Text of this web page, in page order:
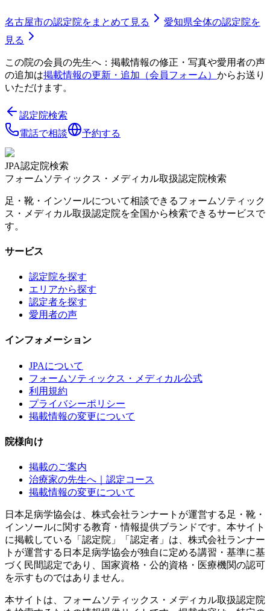
名古屋市の認定院をまとめて見る 愛知県全体の認定院を
見る
この院の会員の先生へ：掲載情報の修正・写真や愛用者の声
の追加は掲載情報の更新・追加（会員フォーム） からお送り
いただけます。
認定院検索
電話で相談
予約する
JPA認定院検索
フォームソティックス・メディカル取扱認定院検索
足・靴・インソールについて相談できるフォームソティック
ス・メディカル取扱認定院を全国から検索できるサービスで
す。
サービス
認定院を探す
エリアから探す
認定者を探す
愛用者の声
インフォメーション
JPAについて
フォームソティックス・メディカル公式
利用規約
プライバシーポリシー
掲載情報の変更について
院様向け
掲載のご案内
治療家の先生へ｜認定コース
掲載情報の変更について
日本足病学協会は、株式会社ランナートが運営する足・靴・
インソールに関する教育・情報提供ブランドです。本サイト
に掲載している「認定院」「認定者」は、株式会社ランナー
トが運営する日本足病学協会が独自に定める講習・基準に基
づく民間認定であり、国家資格・公的資格・医療機関の認可
を示すものではありません。
本サイトは、フォームソティックス・メディカル取扱認定院